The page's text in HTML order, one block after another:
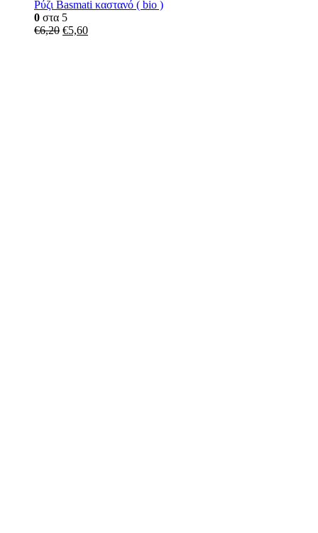
Ρύζι Basmati καστανό ( bio )
0 στα 5
€6,20 €5,60